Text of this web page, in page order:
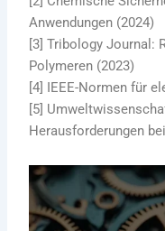
Anwendungen (2024)
[3] Tribology Journal:
Polymeren (2023)
[4] IEEE-Normen für
[5]
Herausforderungen